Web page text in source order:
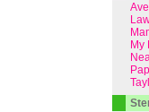
My